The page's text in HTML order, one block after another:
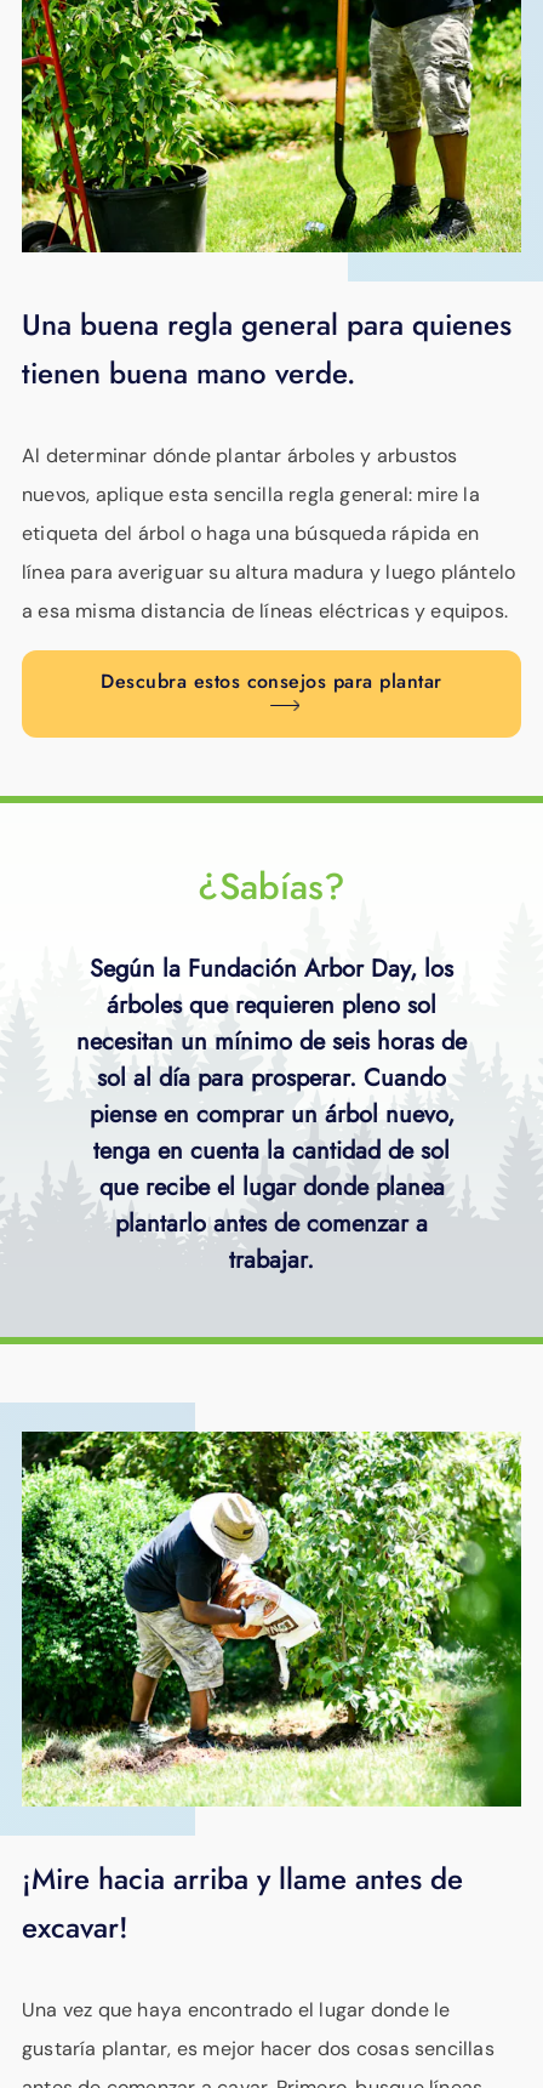
Una buena regla general para quienes
tienen buena mano verde.
Al determinar dónde plantar árboles y arbustos
nuevos, aplique esta sencilla regla general: mire la
etiqueta del árbol o haga una búsqueda rápida en
línea para averiguar su altura madura y luego plántelo
a esa misma distancia de líneas eléctricas y equipos.
Descubra estos consejos para plantar
¿Sabías?
Según la Fundación Arbor Day, los
árboles que requieren pleno sol
necesitan un mínimo de seis horas de
sol al día para prosperar. Cuando
piense en comprar un árbol nuevo,
tenga en cuenta la cantidad de sol
que recibe el lugar donde planea
plantarlo antes de comenzar a
trabajar.
¡Mire hacia arriba y llame antes de
excavar!
Una vez que haya encontrado el lugar donde le
gustaría plantar, es mejor hacer dos cosas sencillas